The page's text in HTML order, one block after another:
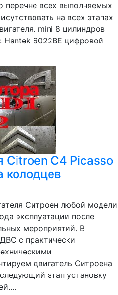
перечне всех выполняемых
на всех этапах
mini 8 цилиндров
Hantek 6022BE цифровой
Citroen C4 Picasso
колодцев
Ситроен любой модели
эксплуатации после
мероприятий. В
с практически
двигатель Ситроена
этап установку